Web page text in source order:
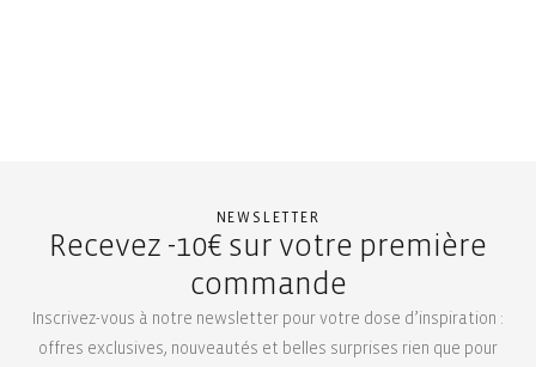
NEWSLETTER
Recevez -10€ sur votre première
commande
Inscrivez-vous à notre newsletter pour votre dose d’inspiration :
offres exclusives, nouveautés et belles surprises rien que pour